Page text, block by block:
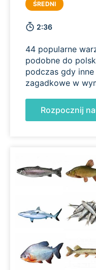
2:36
44 popularne
podobne do
podczas gdy
zagadkowe w
Rozpocznij